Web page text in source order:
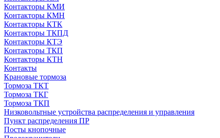
Контакторы КМИ
Контакторы КМН
Контакторы КТК
Контакторы ТКПД
Контакторы КТЭ
Контакторы ТКП
Контакторы КТН
Контакты
Крановые тормоза
Тормоза ТКТ
Тормоза ТКГ
Тормоза ТКП
Низковольтные устройства распределения и управления
Пункт распределения ПР
Посты кнопочные